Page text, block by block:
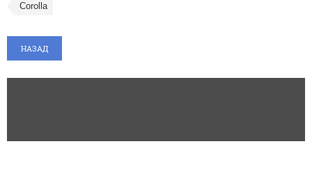
Corolla
НАЗАД